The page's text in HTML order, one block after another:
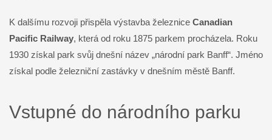
K dalšímu rozvoji přispěla výstavba železnice Canadian
Pacific Railway, která od roku 1875 parkem procházela. Roku
1930 získal park svůj dnešní název „národní park Banff“. Jméno
získal podle železniční zastávky v dnešním městě Banff.
Vstupné do národního parku